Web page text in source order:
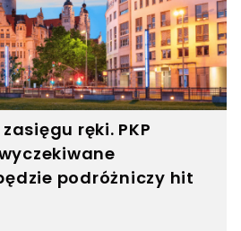
Post udostępniony przez Bielsko-Biała (@bielskobiala.profiloficjalny)
ręki. PKP
podróżniczy hit